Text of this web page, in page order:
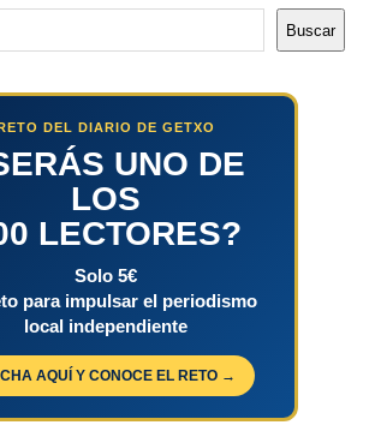
Buscar
DEL DIARIO DE GETXO
UNO DE
LOS
LECTORES?
Solo 5€
para impulsar el periodismo
local independiente
AQUÍ Y CONOCE EL RETO →